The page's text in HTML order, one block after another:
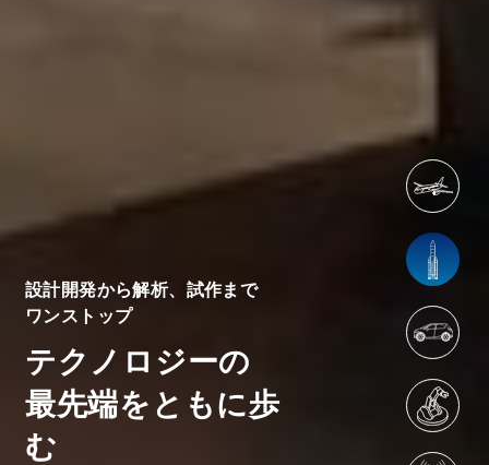
設計開発から解析、試作まで
ワンストップ
テクノロジーの
最先端をともに歩
む